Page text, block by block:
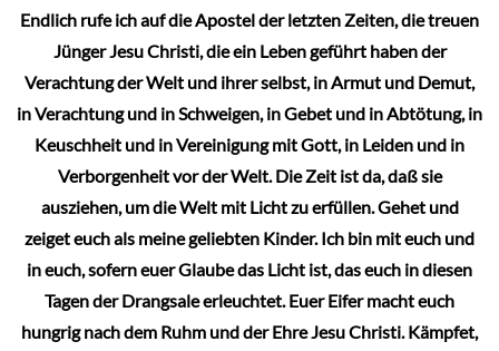
Endlich rufe ich auf die Apostel der letzten Zeiten, die treuen
Jünger Jesu Christi, die ein Leben geführt haben der
Verachtung der Welt und ihrer selbst, in Armut und Demut,
in Verachtung und in Schweigen, in Gebet und in Abtötung, in
Keuschheit und in Vereinigung mit Gott, in Leiden und in
Verborgenheit vor der Welt. Die Zeit ist da, daß sie
ausziehen, um die Welt mit Licht zu erfüllen. Gehet und
zeiget euch als meine geliebten Kinder. Ich bin mit euch und
in euch, sofern euer Glaube das Licht ist, das euch in diesen
Tagen der Drangsale erleuchtet. Euer Eifer macht euch
hungrig nach dem Ruhm und der Ehre Jesu Christi. Kämpfet,